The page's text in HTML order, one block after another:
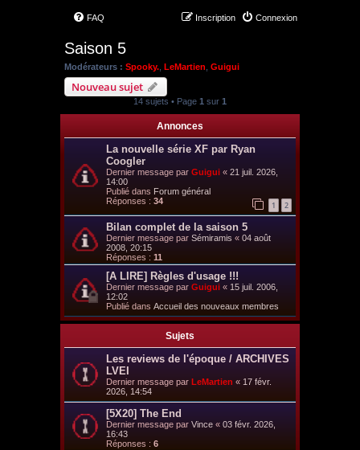
FAQ Connexion
Inscription
Saison 5
Modérateurs : Spooky. LeMartien Guigui
Nouveau sujet
14 sujets • Page 1 sur 1
Annonces
La nouvelle série XF par Ryan
Coogler
Dernier message par Guigui « 21 juil. 2026,
14:00
Publié dans Forum général
Réponses : 34 1 2
Bilan complet de la saison 5
Dernier message par Sémiramis « 04 août
2008, 20:15
Réponses : 11
[A LIRE] Règles d'usage !!!
Dernier message par Guigui « 15 juil. 2006,
12:02
Publié dans Accueil des nouveaux membres
Sujets
Les reviews de l'époque / ARCHIVES
LVEI
Dernier message par LeMartien « 17 févr.
2026, 14:54
[5X20] The End
Dernier message par Vince « 03 févr. 2026,
16:43
Réponses : 6